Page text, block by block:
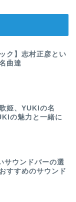
ク】志村正彦とい
曲達
姫、YUKIの名
の魅力と一緒に
サウンドバーの選
すすめのサウンド